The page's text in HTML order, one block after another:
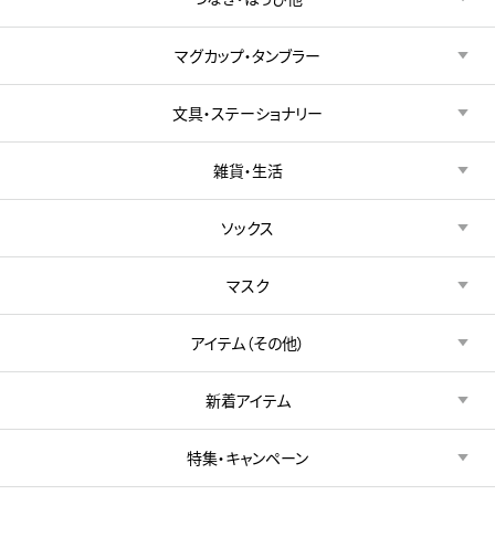
マグカップ・タンブラー
文具・ステーショナリー
雑貨・生活
ソックス
マスク
アイテム（その他）
新着アイテム
特集・キャンペーン